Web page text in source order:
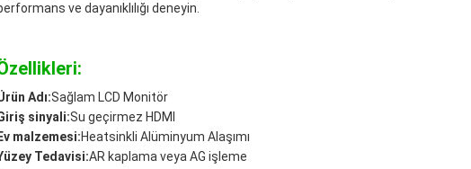
ve dayanıklılığı deneyin.
Adı:Sağlam LCD Monitör
sinyali:Su geçirmez HDMI
malzemesi:Heatsinkli Alüminyum Alaşımı
Tedavisi:AR kaplama veya AG işleme